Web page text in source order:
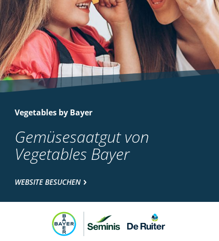
Vegetables by Bayer
Gemüsesaatgut von
Vegetables Bayer
WEBSITE BESUCHEN